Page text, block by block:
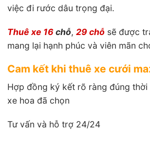
việc đi rước dâu trọng đại.
Thuê xe 16chỗ, 29 chỗ sẽ được
mang lại hạnh phúc và viên mãn
Cam kết khi thuê xe cưới
Hợp đồng ký kết rõ ràng đúng thời
xe hoa đã chọn
Tư vấn và hỗ trợ 24/24